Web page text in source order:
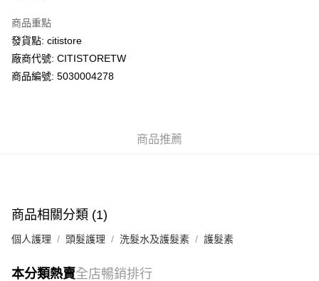
WeChat Pay
送貨方式
每筆HK$50.00，滿HK$200.00或以上免運費
UNY 門市自取
商品重點
發貨點: citistore
廠商代號: CITISTORETW
商品編號: 5030004278
商品推薦
商品相關分類 (1)
個人護理 頭髮護理 洗髮水及護髮素 護髮素
本分類熱賣全店暢銷排行